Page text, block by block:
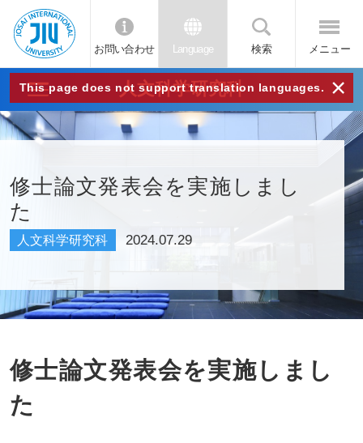
JIU
城西
国際
大学
お問い合わせ Language 検索 メニュー
This page does not support translation languages. ×
人文科学研究科
修士論文発表会を実施しまし
た
人文科学研究科 2024.07.29
修士論文発表会を実施しまし
た